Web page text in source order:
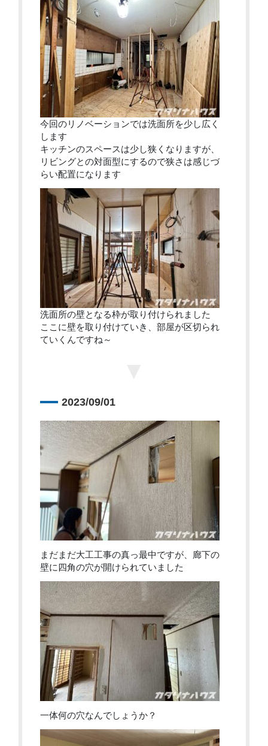
今回のリノベーションでは洗面所を少し広く
します
キッチンのスペースは少し狭くなりますが、
リビングとの対面型にするので狭さは感じづ
らい配置になります
洗面所の壁となる枠が取り付けられました
ここに壁を取り付けていき、部屋が区切られ
ていくんですね～
2023/09/01
まだまだ大工工事の真っ最中ですが、廊下の
壁に四角の穴が開けられていました
一体何の穴なんでしょうか？